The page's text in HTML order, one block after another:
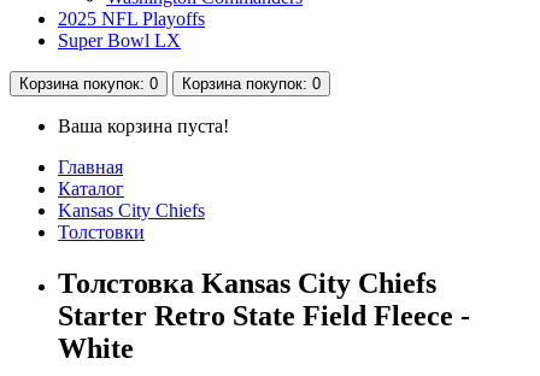
2025 NFL Playoffs
Super Bowl LX
Корзина покупок: 0 Корзина покупок: 0
Ваша корзина пуста!
Главная
Каталог
Kansas City Chiefs
Толстовки
Толстовка Kansas City Chiefs
Starter Retro State Field Fleece -
White